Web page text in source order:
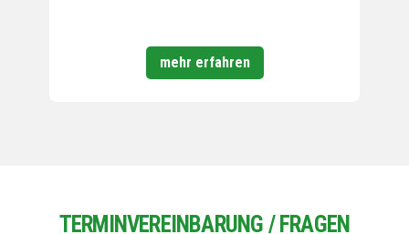
mehr erfahren
TERMINVEREINBARUNG / FRAGEN